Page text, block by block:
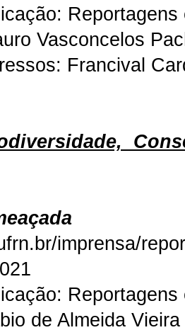
Vasconcelos
Francival
imprensa/
de Almeida Vieira